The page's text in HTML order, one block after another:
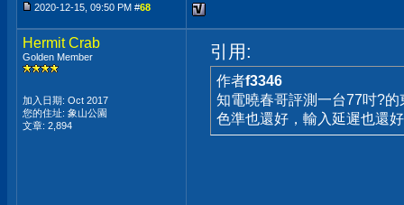
2020-12-15, 09:50 PM #68
Hermit Crab
Golden Member
加入日期: Oct 2017
您的住址: 象山公園
文章: 2,894
引用:
作者f3346
知電曉春哥評測一台77吋?
色準也還好，輸入延遲也還